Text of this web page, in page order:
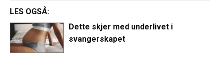
LES OGSÅ:
Dette skjer med underlivet i
svangerskapet